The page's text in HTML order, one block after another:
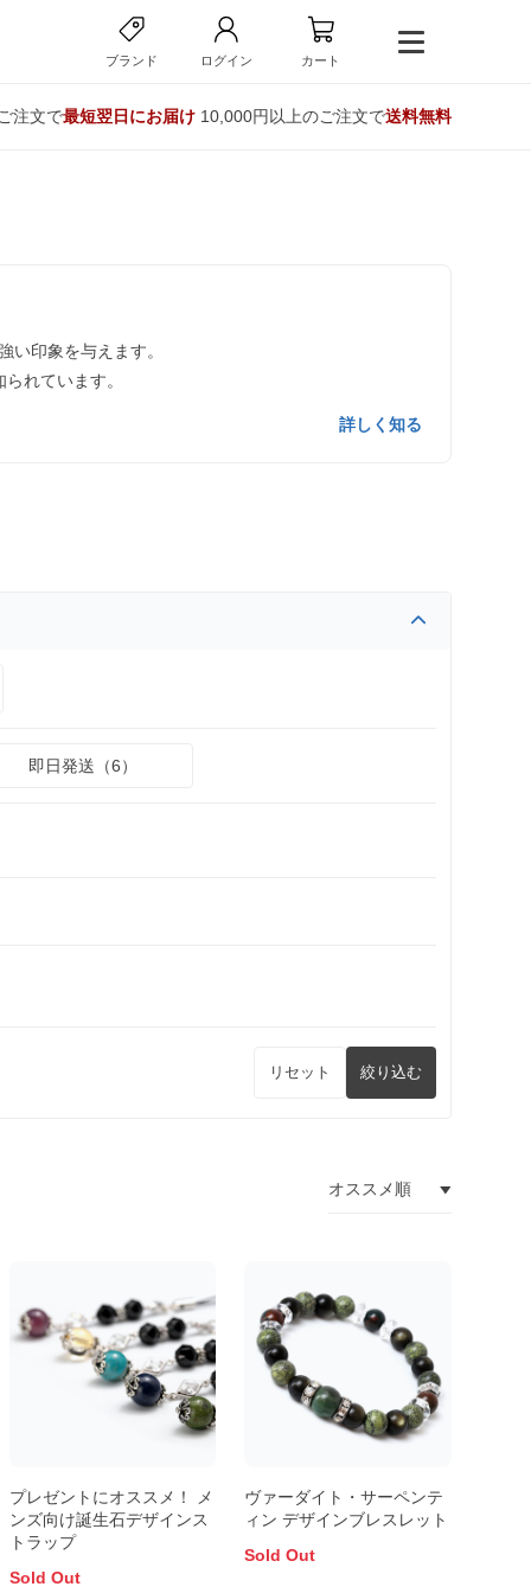
ブランド ログイン カート
注文で最短翌日にお届け10,000円以上のご注文で送料無料
い印象を与えます。
れています。
詳しく知る
即日発送（6）
リセット 絞り込む
プレゼントにオススメ！ メ
ンズ向け誕生石デザインス
トラップ
Sold Out
ヴァーダイト・サーペンテ
ィン デザインブレスレット
Sold Out